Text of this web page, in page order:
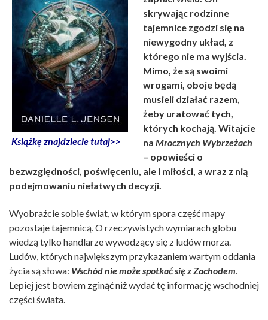
Książkę znajdziecie tutaj>>
skrywając rodzinne
tajemnice zgodzi się na
niewygodny układ, z
którego nie ma wyjścia.
Mimo, że są swoimi
wrogami, oboje będą
musieli działać razem,
żeby uratować tych,
których kochają. Witajcie
na Mrocznych Wybrzeżach
– opowieści o
bezwzględności, poświęceniu, ale i miłości, a wraz z nią
podejmowaniu niełatwych decyzji.
Wyobraźcie sobie świat, w którym spora część mapy
pozostaje tajemnicą. O rzeczywistych wymiarach globu
wiedzą tylko handlarze wywodzący się z ludów morza.
Ludów, których największym przykazaniem wartym oddania
życia są słowa: Wschód nie może spotkać się z Zachodem.
Lepiej jest bowiem zginąć niż wydać tę informację wschodniej
części świata.